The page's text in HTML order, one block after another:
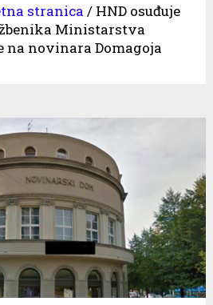
stranica / HND osuđuje
Ministarstva
novinara Domagoja